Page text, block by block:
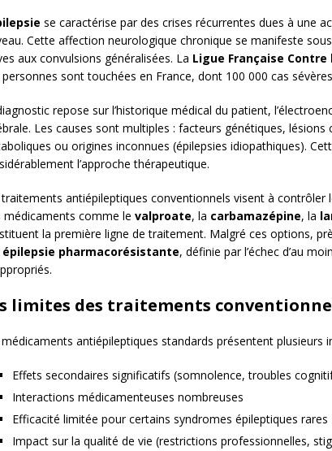
se caractérise par des crises récurrentes dues à une
Cette affection neurologique chronique se manifeste
aux convulsions généralisées. La Ligue Française Contre
sont touchées en France, dont 100 000 cas
repose sur l’historique médical du patient,
Les causes sont multiples : facteurs génétiques,
ou origines inconnues (épilepsies idiopathiques).
l’approche thérapeutique.
antiépileptiques conventionnels visent à contrôler
médicaments comme le valproate, la carbamazépine, la
la première ligne de traitement. Malgré ces options,
épilepsie pharmacorésistante, définie par l’échec d’au
limites des traitements
antiépileptiques standards présentent plusieurs
Effets secondaires significatifs (somnolence, troubles
Interactions médicamenteuses nombreuses
Efficacité limitée pour certains syndromes épileptiques rares
Impact sur la qualité de vie (restrictions professionnelles,